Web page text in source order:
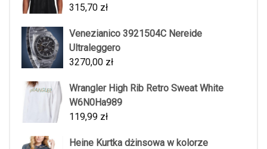
315,70 zł
Venezianico 3921504C Nereide
Ultraleggero
3270,00 zł
Wrangler High Rib Retro Sweat White
W6N0Ha989
119,99 zł
Heine Kurtka dżinsowa w kolorze